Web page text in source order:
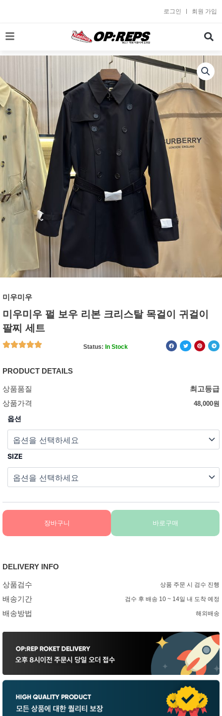
로
뛰
기
로그인 회원 가입
미우미우
미우미우 펄 보우 리본 크리스탈 목걸이 귀걸이
팔찌 세트
Status: In Stock
PRODUCT DETAILS
상품품질
최고등급
상품가격
48,000원
옵션
SIZE
장바구니 바로구매
DELIVERY INFO
상품검수 상품 주문 시 검수 진행
배송기간 검수 후 배송 10 ~ 14일 내 도착 예정
배송방법 해외배송